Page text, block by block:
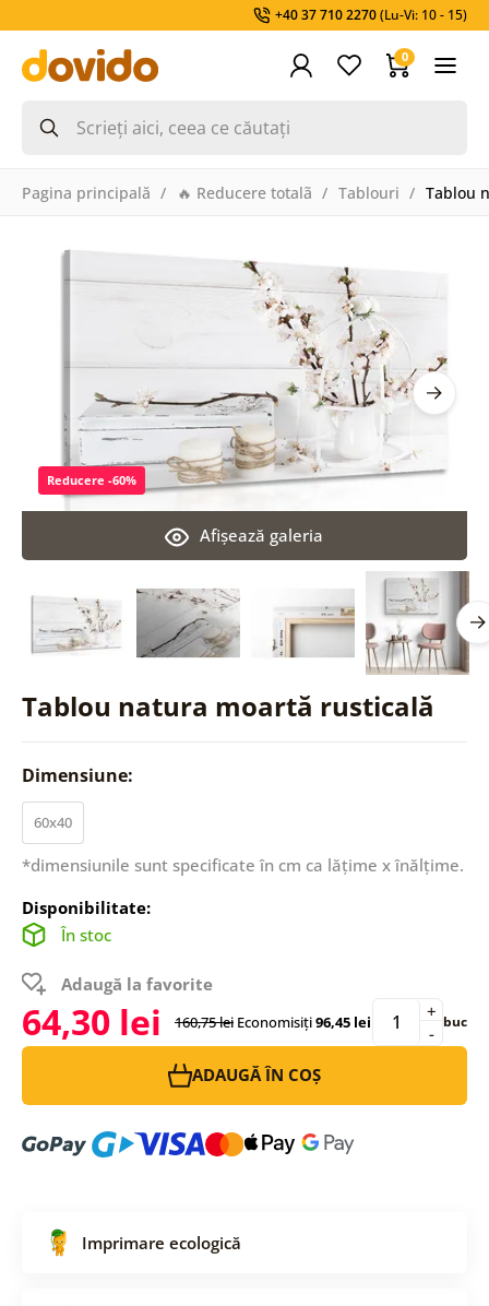
+40 37 710 2270(Lu-Vi: 10 - 15)
0
Pagina principală 🔥 Reducere totalã Tablouri Tablou
Tablou natura moartă rusticală
Afişează galeria
Reducere -60%
Dimensiune:
60x40
*dimensiunile sunt specificate în cm ca lățime x înălțime.
Disponibilitate:
În stoc
Adaugă la favorite
64,30 lei 160,75 lei Economisiți96,45 lei -
+ buc
ADAUGĂ ÎN COȘ
Imprimare ecologică